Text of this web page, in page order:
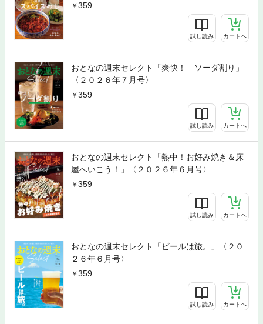
359
試し読み カートへ
おとなの週末セレクト「爽快！ ソーダ割り」
〈２０２６年７月号〉
359
試し読み カートへ
おとなの週末セレクト「熱中！お好み焼き＆床
屋へいこう！」〈２０２６年６月号〉
359
試し読み カートへ
おとなの週末セレクト「ビールは旅。」〈２０
２６年６月号〉
359
試し読み カートへ